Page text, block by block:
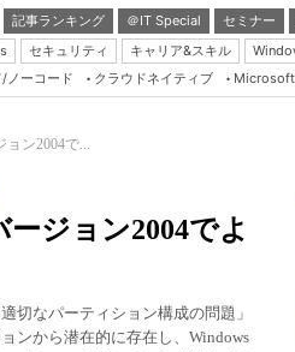
記事ランキング ＠IT Special セミナー
セキュリティ キャリア&スキル
Server &
Java Agile
Database
Linux ＆ OSS
ノーコード クラウドネイティブ
ョン2004で...
ジョン2004でよ
切なパーティション構成の問題」
ンから潜在的に存在し、Windows